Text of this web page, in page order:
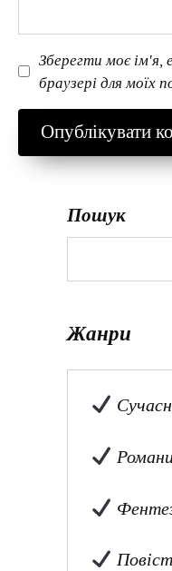
Зберегти моє ім'я,
браузері для моїх
Пошук
Жанри